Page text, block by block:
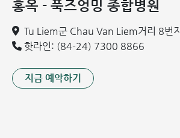
홍옥 - 푹즈엉밍 종합병원
Tu Liem군 Chau Van Liem거리 8번지
핫라인: (84-24) 7300 8866
지금 예약하기